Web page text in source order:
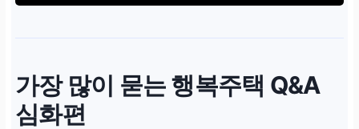
가장 많이 묻는행복주택 Q&A
심화편